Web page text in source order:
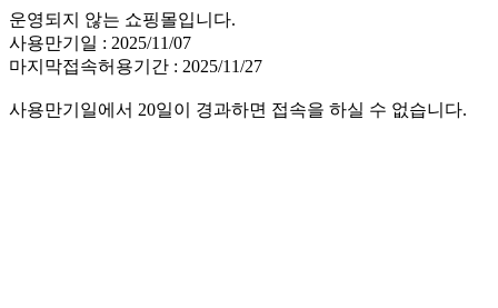
운영되지 않는 쇼핑몰입니다.
사용만기일 : 2025/11/07
마지막접속허용기간 : 2025/11/27
사용만기일에서 20일이 경과하면 접속을 하실 수 없습니다.